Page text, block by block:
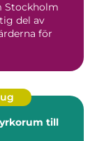
Stockholm
del av
för